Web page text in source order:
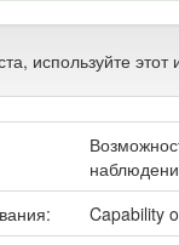
используйте
Capability